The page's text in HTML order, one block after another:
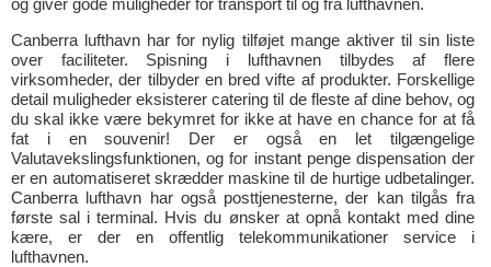
og giver gode muligheder for transport til og fra lufthavnen.
Canberra lufthavn har for nylig tilføjet mange aktiver til sin liste
over faciliteter. Spisning i lufthavnen tilbydes af flere
virksomheder, der tilbyder en bred vifte af produkter. Forskellige
detail muligheder eksisterer catering til de fleste af dine behov, og
du skal ikke være bekymret for ikke at have en chance for at få
fat i en souvenir! Der er også en let tilgængelige
Valutavekslingsfunktionen, og for instant penge dispensation der
er en automatiseret skrædder maskine til de hurtige udbetalinger.
Canberra lufthavn har også posttjenesterne, der kan tilgås fra
første sal i terminal. Hvis du ønsker at opnå kontakt med dine
kære, er der en offentlig telekommunikationer service i
lufthavnen.